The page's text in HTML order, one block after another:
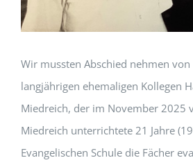
Wir mussten Abschied nehmen
langjährigen ehemaligen Kollegen
Miedreich, der im November 2025
Miedreich unterrichtete 21 Jahre
Evangelischen Schule die Fächer